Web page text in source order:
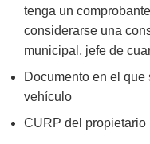
tenga un
considerarse una
municipal, jefe de
Documento en el que
vehículo
CURP del propietario